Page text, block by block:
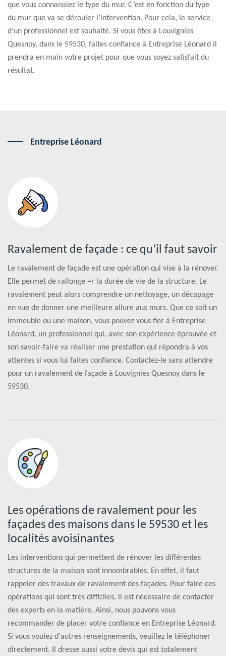
que vous connaissiez le type du mur. C’est en fonction du type
du mur que va se dérouler l’intervention. Pour cela, le service
d’un professionnel est souhaité. Si vous êtes à Louvignies
Quesnoy, dans le 59530, faites confiance à Entreprise Léonard il
prendra en main votre projet pour que vous soyez satisfait du
résultat.
Entreprise Léonard
Ravalement de façade : ce qu’il faut savoir
Le ravalement de façade est une opération qui vise à la rénover.
Elle permet de rallonge =r la durée de vie de la structure. Le
ravalement peut alors comprendre un nettoyage, un décapage
en vue de donner une meilleure allure aux murs. Que ce soit un
immeuble ou une maison, vous pouvez vous fier à Entreprise
Léonard, un professionnel qui, avec son expérience éprouvée et
son savoir-faire va réaliser une prestation qui répondra à vos
attentes si vous lui faites confiance. Contactez-le sans attendre
pour un ravalement de façade à Louvignies Quesnoy dans le
59530.
Les opérations de ravalement pour les
façades des maisons dans le 59530 et les
localités avoisinantes
Les interventions qui permettent de rénover les différentes
structures de la maison sont innombrables. En effet, il faut
rappeler des travaux de ravalement des façades. Pour faire ces
opérations qui sont très difficiles, il est nécessaire de contacter
des experts en la matière. Ainsi, nous pouvons vous
recommander de placer votre confiance en Entreprise Léonard.
Si vous voulez d'autres renseignements, veuillez le téléphoner
directement. Il dresse aussi votre devis qui est totalement